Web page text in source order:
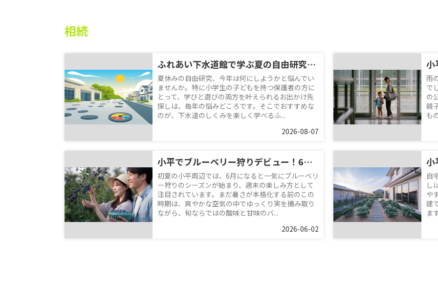
相続
ふれあい下水道館で学ぶ夏の自由研究！小学生におすすめの親子お出かけスポット
夏休みの自由研究、今年は何にしようかと悩んでい
ませんか。特に小学生の子どもを持つ保護者の方に
とって、学びと遊びの両方を叶えられるお出かけ先
探しは、毎年の悩みどころです。そこでおすすめな
のが、下水道のしくみを楽しく学べるふ...
2026-08-07
雨
で
の
親
も
小平でブルーベリー狩りデビュー！6月の味わい方と周辺スポット紹介
初夏の小平周辺では、6月になると一気にブルーベリ
ー狩りのシーズンが始まり、週末の楽しみ方として
注目されています。まだ暑さが本格化する前のこの
時期は、爽やかな空気の中でゆっくり実を摘み取り
ながら、旬ならではの酸味と甘味のバ...
2026-06-02
自
し
や
建
ま